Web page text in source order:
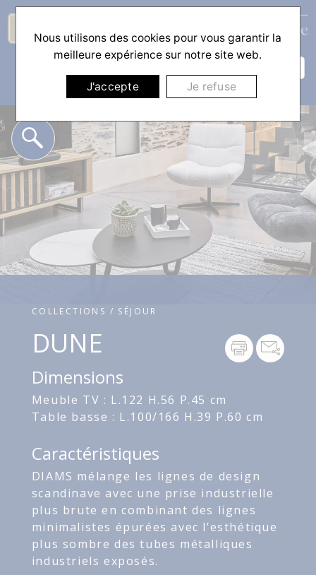
☰
COLLECTIONS / SÉJOUR
DUNE
Dimensions
Meuble TV : L.122 H.56 P.45 cm
Table basse : L.100/166 H.39 P.60 cm
Caractéristiques
DIAMS mélange les lignes de design
scandinave avec une prise industrielle
plus brute en combinant des lignes
minimalistes épurées avec l’esthétique
plus sombre des tubes métalliques
industriels exposés.
Nous utilisons des cookies pour vous garantir la
meilleure expérience sur notre site web.
J'accepte Je refuse